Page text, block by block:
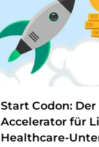
Start Codon:
Accelerator für
Healthcare-